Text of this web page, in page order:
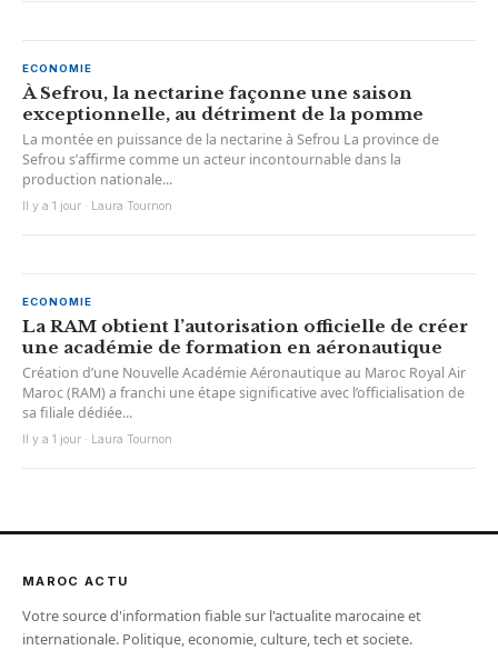
ECONOMIE
À Sefrou, la nectarine façonne une saison
exceptionnelle, au détriment de la pomme
La montée en puissance de la nectarine à Sefrou La province de
Sefrou s’affirme comme un acteur incontournable dans la
production nationale...
Il y a 1 jour · Laura Tournon
ECONOMIE
La RAM obtient l’autorisation officielle de créer
une académie de formation en aéronautique
Création d’une Nouvelle Académie Aéronautique au Maroc Royal Air
Maroc (RAM) a franchi une étape significative avec l’officialisation de
sa filiale dédiée...
Il y a 1 jour · Laura Tournon
MAROC ACTU
Votre source d'information fiable sur l'actualite marocaine et
internationale. Politique, economie, culture, tech et societe.